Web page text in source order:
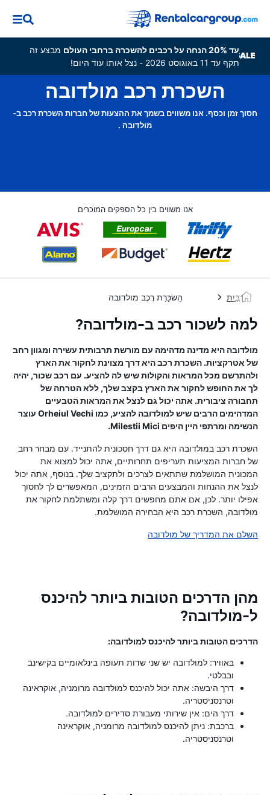
עד 20% הנחה על רכבים להשכרה ברחבי העולם
מבצע זה
תקף עד 11 באוגוסט 2026 - נצל אותו עוד היום!
השכרת רכב מולדובה
חסוך זמן וכסף. אנו משווים בשמך את ההצעות של חברות השכרת רכב ב-
מולדובה .
אנו משווים בין כל הספקים המוכרים
בַּיִת הַשׂכָּרַת רֶכֶב מולדובה
למה לשכור רכב ב-מולדובה?
מולדובה היא מדינה מדהימה עם מורשת תרבותית עשירה ומגוון רחב
של אטרקציות. השכרת רכב היא דרך מצוינת לחקור את הארץ
ולהתרשם מכל המראות והקולות שיש לה להציע. עם רכב שכור, יהיה
לך את החופש לחקור את הארץ בקצב שלך, ללא הטרחה של
תחבורה ציבורית. אתה יכול גם לנצל את המראות הטבעיים
המדהימים הרבים שיש למולדובה להציע, כמו Orheiul Vechi עוצר
הנשימה ומרתפי היין היפים Milestii Mici.
השכרת רכב במולדובה היא גם דרך חסכונית להתנייד. עם מבחר רחב
של חברות המציעות תעריפים תחרותיים, אתה יכול למצוא את
המכונית המושלמת שתתאים לצרכים ולתקציב שלך. בנוסף, אתה יכול
לנצל את ההנחות והמבצעים הרבים הזמינים, המאפשרים לך לחסוך
אפילו יותר. לכן, אם אתם מחפשים דרך קלה ומשתלמת לחקור את
מולדובה, השכרת רכב היא הבחירה המושלמת.
השלם את המדריך של מולדובה
מהן הדרכים הטובות ביותר להיכנס
ל-מולדובה?
הדרכים הטובות ביותר להיכנס למולדובה:
באוויר: למולדובה יש שני שדות תעופה בינלאומיים בקישינב
ובבלטי.
דרך היבשה: אתה יכול להיכנס למולדובה מרומניה, אוקראינה
וטרנסניסטריה.
דרך הים: אין שירותי מעבורת סדירים למולדובה.
ברכבת: ניתן להיכנס למולדובה מרומניה, אוקראינה
וטרנסניסטריה.